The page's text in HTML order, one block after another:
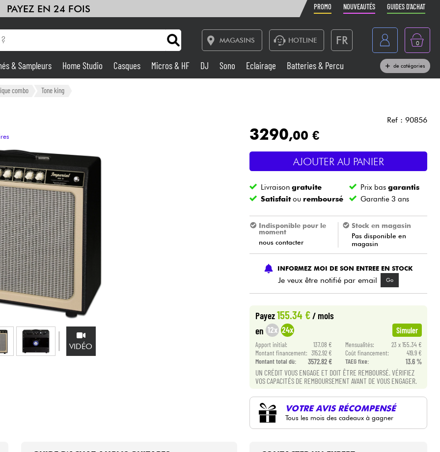
PAYEZ EN 24 FOIS PROMO NOUVEAUTÉS GUIDES D'ACHAT
MAGASINS HOTLINE FR
Belgique
België
Nederland
0
Amplis & Effets
Sono
Batteries & Percu Vents
Eveil Musical Câbles & Access.
Packs
Voir nos marques
& Sampleurs Home Studio Casques Micros & HF DJ Sono Eclairage Batteries & Percu de catégories
combo Tone king
VIDÉO
Ref : 90856
3290,00 €
AJOUTER AU PANIER
Livraisongratuite Prix bas garantis
Satisfaitou remboursé Garantie 3 ans
Indisponible pour le
moment
nous contacter
Stock en magasin
Pas disponible en
magasin
INFORMEZ MOI DE SON ENTREE EN STOCK
Je veux être notifié par email Go
Payez155.34 €/ mois
en 12x 24x Simuler
Apport initial: 137.08 € Mensualités:
23 x 155.34 €
Montant financement: 3152.92 € Coût financement:
419.9 €
Montant total dù:
3572.82 € TAEG fixe: 13.6 %
UN CRÉDIT VOUS ENGAGE ET DOIT ÊTRE REMBOURSÉ. VÉRIFIEZ
VOS CAPACITÉS DE REMBOURSEMENT AVANT DE VOUS ENGAGER.
VOTRE AVIS RÉCOMPENSÉ
Tous les mois des cadeaux à gagner